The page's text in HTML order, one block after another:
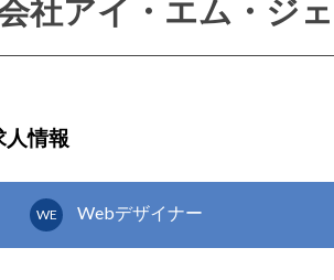
社アイ・エム・ジ
人情報
WE Webデザイナー